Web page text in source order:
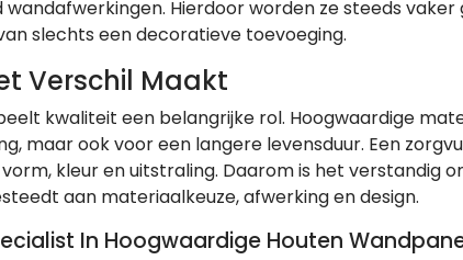
Hierdoor worden ze steeds vaker
slechts een decoratieve toevoeging.
Verschil Maakt
kwaliteit een belangrijke rol. Hoogwaardige
maar ook voor een langere levensduur. Een
kleur en uitstraling. Daarom is het verstandig
aan materiaalkeuze, afwerking en design.
In Hoogwaardige Houten